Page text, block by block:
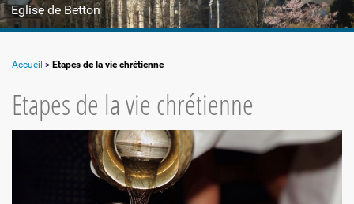
Eglise de Betton
Prier et célébrer
Demande de document
Enfance et Jeunesse
Solidarité et Mouvements
Accueil > Etapes de la vie chrétienne
Etapes de la vie chrétienne